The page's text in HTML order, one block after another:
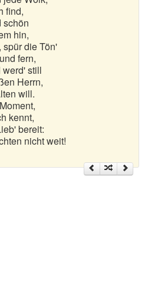
find,
schön
hin,
die Tön'
fern,
still
Herrn,
will.
kennt,
bereit:
nicht weit!